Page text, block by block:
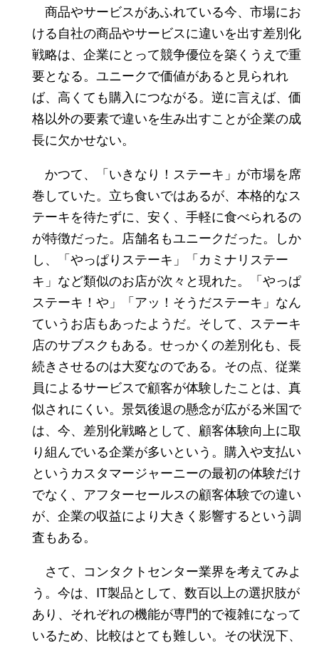
商品やサービスがあふれている今、市場にお
ける自社の商品やサービスに違いを出す差別化
戦略は、企業にとって競争優位を築くうえで重
要となる。ユニークで価値があると見られれ
ば、高くても購入につながる。逆に言えば、価
格以外の要素で違いを生み出すことが企業の成
長に欠かせない。
かつて、「いきなり！ステーキ」が市場を席
巻していた。立ち食いではあるが、本格的なス
テーキを待たずに、安く、手軽に食べられるの
が特徴だった。店舗名もユニークだった。しか
し、「やっぱりステーキ」「カミナリステー
キ」など類似のお店が次々と現れた。「やっぱ
ステーキ！や」「アッ！そうだステーキ」なん
ていうお店もあったようだ。そして、ステーキ
店のサブスクもある。せっかくの差別化も、長
続きさせるのは大変なのである。その点、従業
員によるサービスで顧客が体験したことは、真
似されにくい。景気後退の懸念が広がる米国で
は、今、差別化戦略として、顧客体験向上に取
り組んでいる企業が多いという。購入や支払い
というカスタマージャーニーの最初の体験だけ
でなく、アフターセールスの顧客体験での違い
が、企業の収益により大きく影響するという調
査もある。
さて、コンタクトセンター業界を考えてみよ
う。今は、IT製品として、数百以上の選択肢が
あり、それぞれの機能が専門的で複雑になって
いるため、比較はとても難しい。その状況下、